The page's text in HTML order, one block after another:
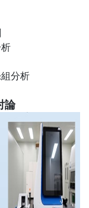
分析
論